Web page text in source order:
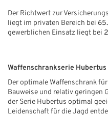
Der Richtwert zur
liegt im privaten Bereich bei
gewerblichen Einsatz liegt bei
Waffenschrankserie Hubertus
Der optimale Waffenschrank
Bauweise und relativ geringen
der Serie Hubertus optimal
Leidenschaft für die Jagd